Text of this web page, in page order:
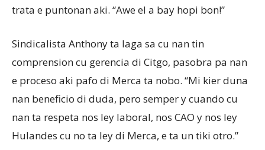
trata e puntonan aki. “Awe el a bay hopi bon!”
Sindicalista Anthony ta laga sa cu nan tin
comprension cu gerencia di Citgo, pasobra pa nan
e proceso aki pafo di Merca ta nobo. “Mi kier duna
nan beneficio di duda, pero semper y cuando cu
nan ta respeta nos ley laboral, nos CAO y nos ley
Hulandes cu no ta ley di Merca, e ta un tiki otro.”